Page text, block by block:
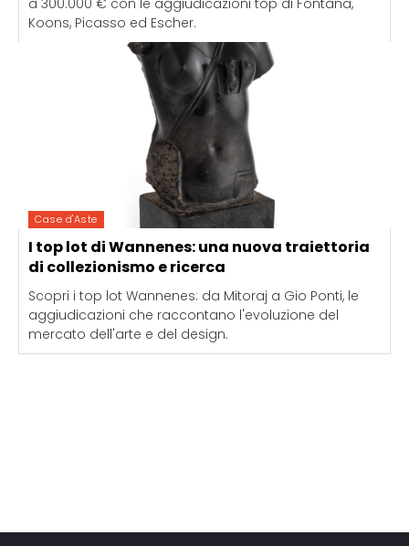
a 300.000 € con le aggiudicazioni top di Fontana,
Koons, Picasso ed Escher.
Case d'Aste
I top lot di Wannenes: una nuova traiettoria
di collezionismo e ricerca
Scopri i top lot Wannenes: da Mitoraj a Gio Ponti, le
aggiudicazioni che raccontano l'evoluzione del
mercato dell'arte e del design.